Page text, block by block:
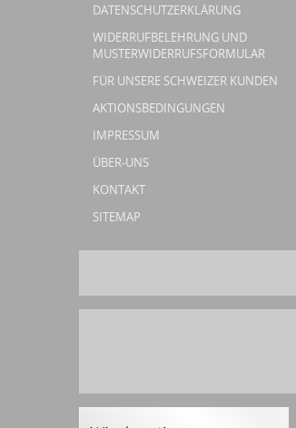
DATENSCHUTZERKLÄRUNG
WIDERRUFBELEHRUNG UND
MUSTERWIDERRUFSFORMULAR
FÜR UNSERE SCHWEIZER KUNDEN
AKTIONSBEDINGUNGEN
IMPRESSUM
ÜBER-UNS
KONTAKT
SITEMAP